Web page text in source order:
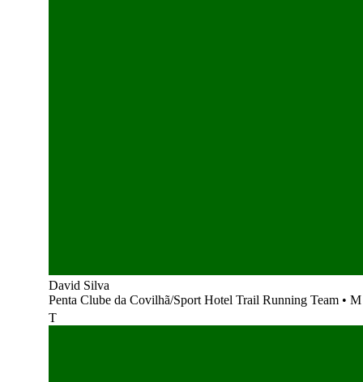
David Silva
Penta Clube da Covilhã/Sport Hotel Trail Running Team • M
T